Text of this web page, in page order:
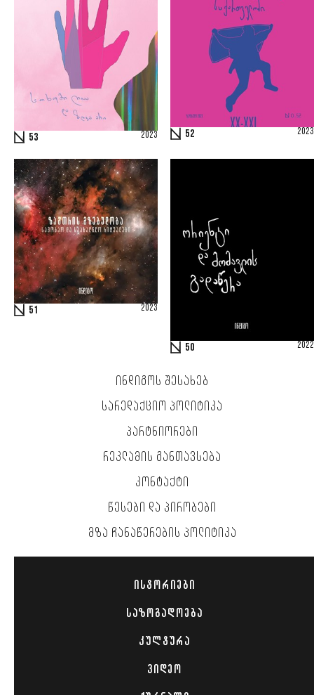
53 2023 52 2023
51 2023
50 2022
ᲘᲜᲓᲘᲒᲝᲡ ᲨᲔᲡᲐᲮᲔᲑ
ᲡᲐᲠᲔᲓᲐᲥᲪᲘᲝ ᲞᲝᲚᲘᲢᲘᲙᲐ
ᲞᲐᲠᲢᲜᲘᲝᲠᲔᲑᲘ
ᲠᲔᲙᲚᲐᲛᲘᲡ ᲒᲐᲜᲗᲐᲕᲡᲔᲑᲐ
ᲙᲝᲜᲢᲐᲥᲢᲘ
ᲬᲔᲡᲔᲑᲘ ᲓᲐ ᲞᲘᲠᲝᲑᲔᲑᲘ
ᲛᲖᲐ ᲩᲐᲜᲐᲬᲔᲠᲔᲑᲘᲡ ᲞᲝᲚᲘᲢᲘᲙᲐ
ᲘᲡᲢᲝᲠᲘᲔᲑᲘ
ᲡᲐᲖᲝᲒᲐᲓᲝᲔᲑᲐ
ᲙᲣᲚᲢᲣᲠᲐ
ᲕᲘᲓᲔᲝ